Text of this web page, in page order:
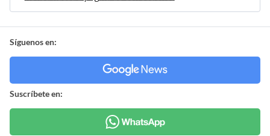
Síguenos en:
Suscríbete en: